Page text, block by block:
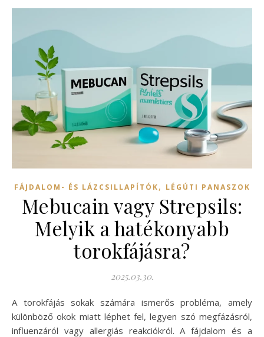
FÁJDALOM- ÉS LÁZCSILLAPÍTÓK, LÉGÚTI PANASZOK
Mebucain vagy Strepsils:
Melyik a hatékonyabb
torokfájásra?
2025.03.30.
A torokfájás sokak számára ismerős probléma, amely
különböző okok miatt léphet fel, legyen szó megfázásról,
influenzáról vagy allergiás reakciókról. A fájdalom és a